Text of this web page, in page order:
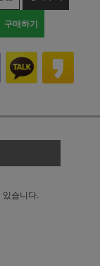
구매하기
습니다.